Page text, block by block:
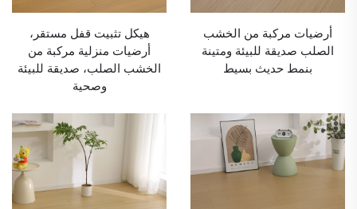
أرضيات مركبة من الخشب
الصلب صديقة للبيئة ومتينة
بنمط حديث بسيط
هيكل تثبيت قفل مستقر،
أرضيات منزلية مركبة من
الخشب الصلب، صديقة للبيئة
وصحية